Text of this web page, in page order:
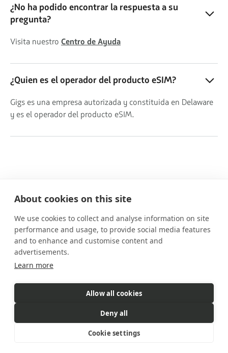
¿No ha podido encontrar la respuesta a su
pregunta?
Visita nuestro Centro de Ayuda
¿Quien es el operador del producto eSIM?
Gigs es una empresa autorizada y constituida en Delaware
y es el operador del producto eSIM.
Nuestros planes
Prestaciones
Cómo funciona
Contacto
eSIM es un producto comercializado
las ventas, la facturación y el servicio al cliente
© 2026 Gigs. All Rights Reserved.
About cookies on this site
We use cookies to collect and analyse information on site
performance and usage, to provide social media features
and to enhance and customise content and
advertisements.
Learn more
Allow all cookies
Deny all
Cookie settings